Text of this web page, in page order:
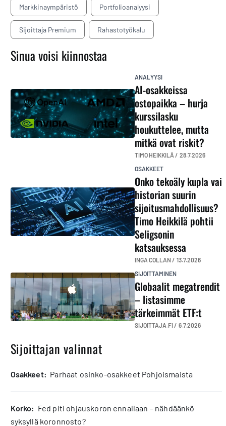
Markkinaympäristö Portfolioanalyysi
Sijoittaja Premium Rahastotyökalu
Sinua voisi kiinnostaa
ANALYYSI
AI-osakkeissa
ostopaikka – hurja
kurssilasku
houkuttelee, mutta
mitkä ovat riskit?
TIMO HEIKKILÄ / 28.7.2026
OSAKKEET
Onko tekoäly kupla vai
historian suurin
sijoitusmahdollisuus?
Timo Heikkilä pohtii
Seligsonin
katsauksessa
INGA COLLAN / 13.7.2026
SIJOITTAMINEN
Globaalit megatrendit
– listasimme
tärkeimmät ETF:t
SIJOITTAJA.FI / 6.7.2026
Sijoittajan valinnat
osakkeet: Parhaat osinko-osakkeet Pohjoismaista
korko: Fed piti ohjauskoron ennallaan – nähdäänkö
syksyllä koronnosto?